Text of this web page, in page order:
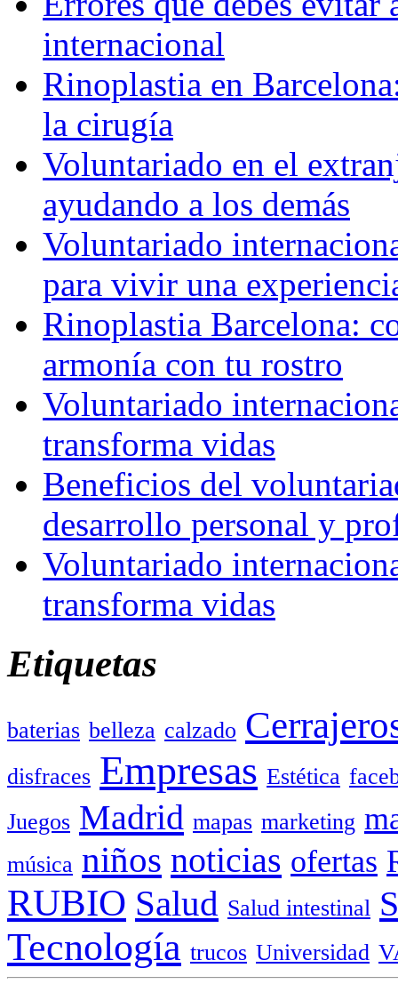
internacional
Rinoplastia en
la cirugía
Voluntariado en el
ayudando a los demás
Voluntariado
para vivir una
Rinoplastia Barcelona:
armonía con tu rostro
Voluntariado
transforma vidas
Beneficios del
desarrollo personal y
Voluntariado
transforma vidas
Etiquetas
baterias belleza calzado
disfraces Empresas Estética
Juegos Madrid mapas marketing
música niños noticias ofertas
RUBIO Salud Salud intestinal
Tecnología trucos Universidad